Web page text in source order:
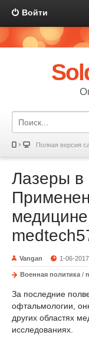
Войти
Полная версия
Лазеры в
Vangan 1-06-
Военная политика /
За последние
офтальмологии,
других областях
исследованиях.